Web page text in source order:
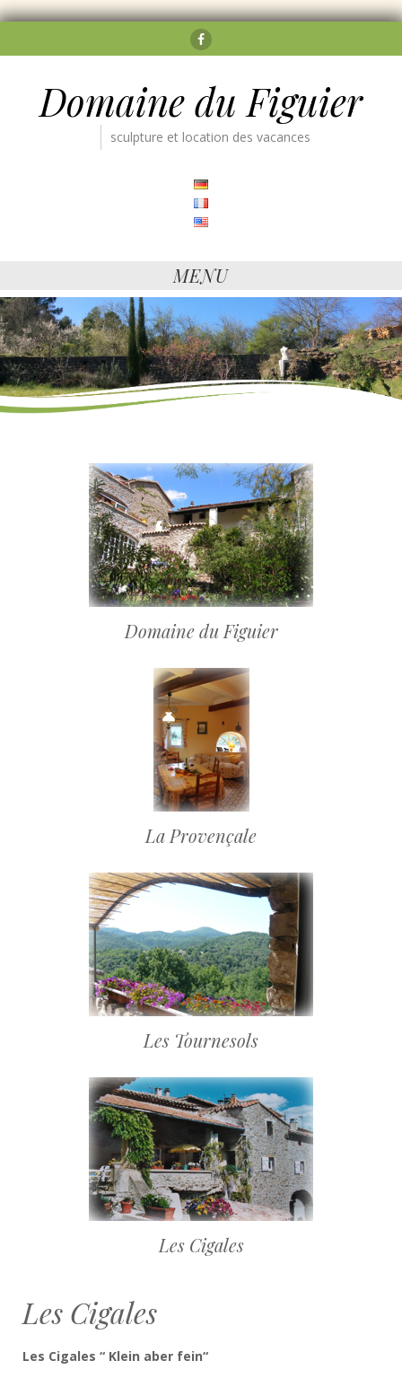
Facebook
Domaine du Figuier
sculpture et location des vacances
MENU
Domaine du Figuier
La Provençale
Les Tournesols
Les Cigales
Les Cigales
Les Cigales “ Klein aber fein“